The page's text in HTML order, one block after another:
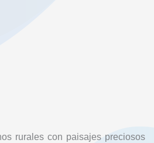
rurales con paisajes preciosos